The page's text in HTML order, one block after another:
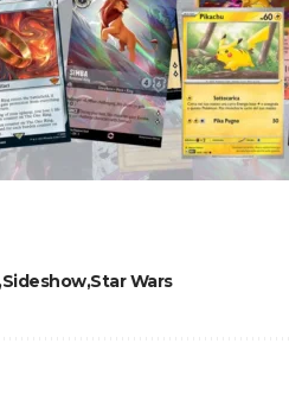
SideshowStar Wars